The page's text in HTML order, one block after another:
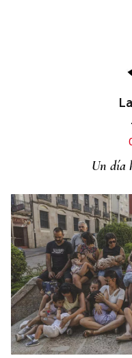
Copenhague destina
Un día